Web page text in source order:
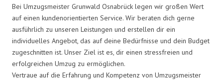
Bei Umzugsmeister Grunwald Osnabrück legen wir großen Wert
auf einen kundenorientierten Service. Wir beraten dich gerne
ausführlich zu unseren Leistungen und erstellen dir ein
individuelles Angebot, das auf deine Bedürfnisse und dein Budget
zugeschnitten ist. Unser Ziel ist es, dir einen stressfreien und
erfolgreichen Umzug zu ermöglichen.
Vertraue auf die Erfahrung und Kompetenz von Umzugsmeister